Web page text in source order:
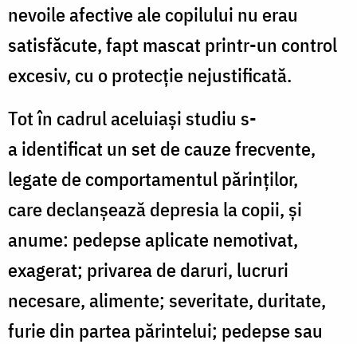
nevoile afective ale copilului nu erau
satisfăcute, fapt mascat printr-un control
excesiv, cu o protecţie nejustificată.
Tot în cadrul aceluiaşi studiu s-
a identificat un set de cauze frecvente,
legate de comportamentul părinţilor,
care declanşează depresia la copii, şi
anume: pedepse aplicate nemotivat,
exagerat; privarea de daruri, lucruri
necesare, alimente; severitate, duritate,
furie din partea părintelui; pedepse sau